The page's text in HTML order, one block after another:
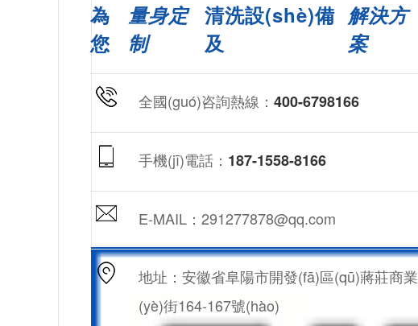
為
您
量身定
制
清洗設(shè)備
及
解決方
案
全國(guó)咨詢熱線： 400-6798166
手機(jī)電話： 187-1558-8166
E-MAIL：291277878@qq.com
地址：安徽省阜陽市開發(fā)區(qū)蔣莊商業
(yè)街164-167號(hào)